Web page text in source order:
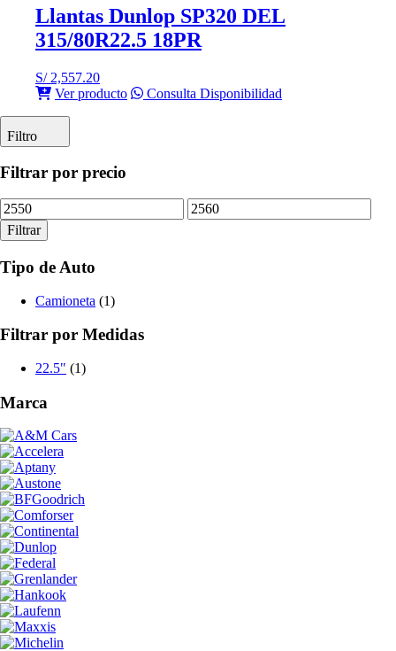
Llantas Dunlop SP320 DEL
315/80R22.5 18PR
S/2,557.20
Ver producto
Consulta Disponibilidad
Filtro
Filtrar por precio
Precio
mínimo
Precio
máximo
Filtrar
Tipo de Auto
Camioneta (1)
Filtrar por Medidas
22.5" (1)
Marca